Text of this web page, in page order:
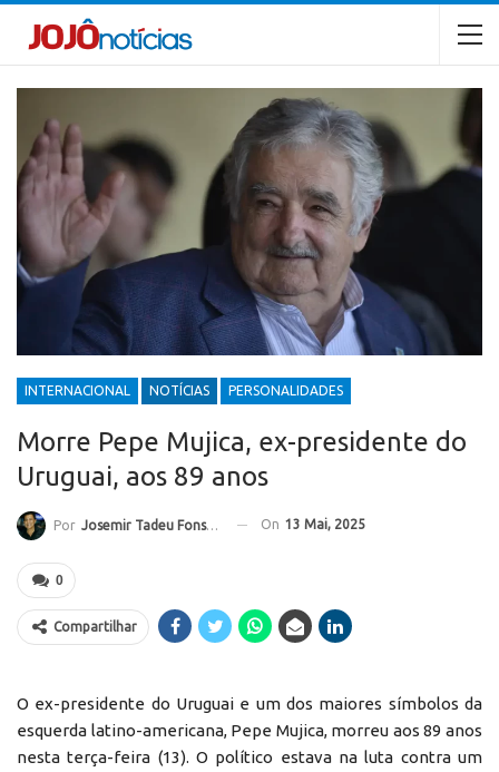
INTERNACIONAL NOTÍCIAS PERSONALIDADES
Morre Pepe Mujica, ex-presidente do
Uruguai, aos 89 anos
Por Josemir Tadeu Fonseca On 13 Mai, 2025
0
Compartilhar
O ex-presidente do Uruguai e um dos maiores símbolos da
esquerda latino-americana, Pepe Mujica, morreu aos 89 anos
nesta terça-feira (13). O político estava na luta contra um